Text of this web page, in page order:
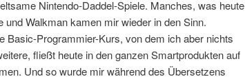
Nintendo-Daddel-Spiele. Manches, was heute
Walkman kamen mir wieder in den Sinn.
Basic-Programmier-Kurs, von dem ich aber nichts
fließt heute in den ganzen Smartprodukten auf
Und so wurde mir während des Übersetzens